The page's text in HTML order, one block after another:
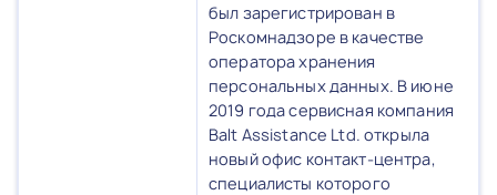
был зарегистрирован в
Роскомнадзоре в качестве
оператора хранения
персональных данных. В июне
2019 года сервисная компания
Balt Assistance Ltd. открыла
новый офис контакт-центра,
специалисты которого